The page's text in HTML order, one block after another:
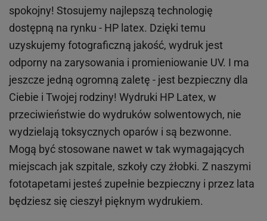
spokojny! Stosujemy najlepszą technologię
dostępną na rynku - HP latex. Dzięki temu
uzyskujemy fotograficzną jakość, wydruk jest
odporny na zarysowania i promieniowanie UV. I ma
jeszcze jedną ogromną zaletę - jest bezpieczny dla
Ciebie i Twojej rodziny! Wydruki HP Latex, w
przeciwieństwie do wydruków solwentowych, nie
wydzielają toksycznych oparów i są bezwonne.
Mogą być stosowane nawet w tak wymagających
miejscach jak szpitale, szkoły czy żłobki. Z naszymi
fototapetami jesteś zupełnie bezpieczny i przez lata
będziesz się cieszył pięknym wydrukiem.